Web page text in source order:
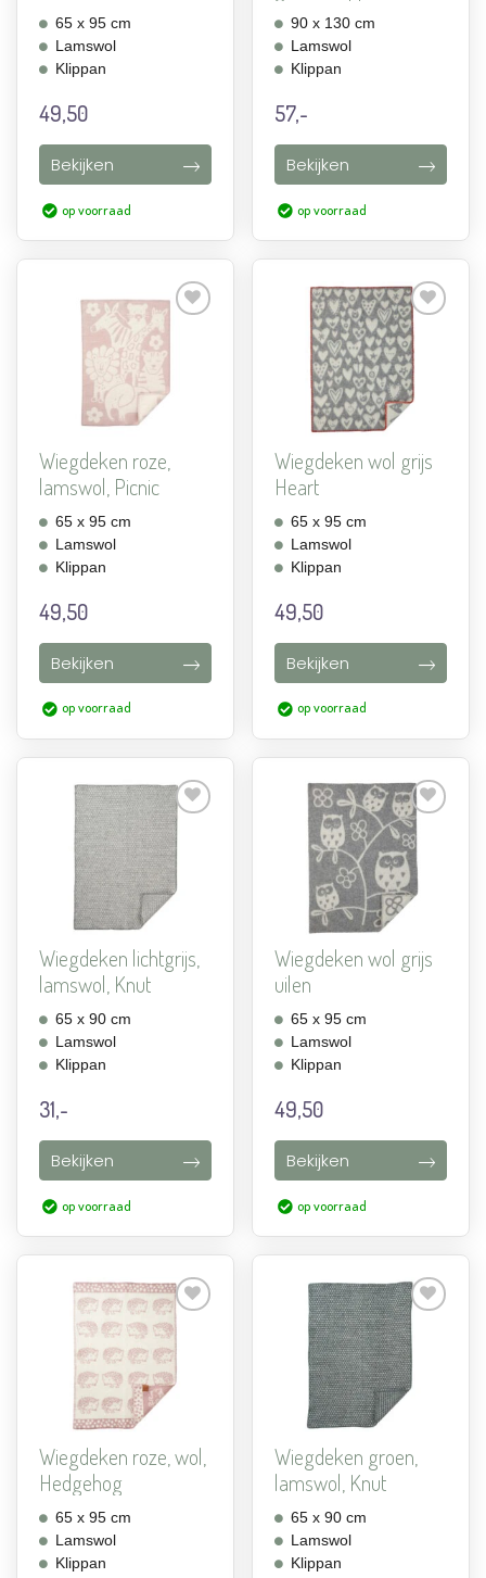
65 x 95 cm
Lamswol
Klippan
49,50
Bekijken
op voorraad
Gooseye
90 x 130 cm
Lamswol
Klippan
57,-
Bekijken
op voorraad
Aan
verlanglijst
toevoegen
Wiegdeken roze,
lamswol, Picnic
65 x 95 cm
Lamswol
Klippan
49,50
Bekijken
op voorraad
Aan
verlanglijst
toevoegen
Wiegdeken wol grijs
Heart
65 x 95 cm
Lamswol
Klippan
49,50
Bekijken
op voorraad
Aan
verlanglijst
toevoegen
Wiegdeken lichtgrijs,
lamswol, Knut
65 x 90 cm
Lamswol
Klippan
31,-
Bekijken
op voorraad
Aan
verlanglijst
toevoegen
Wiegdeken wol grijs
uilen
65 x 95 cm
Lamswol
Klippan
49,50
Bekijken
op voorraad
Aan
verlanglijst
toevoegen
Wiegdeken roze, wol,
Hedgehog
65 x 95 cm
Lamswol
Klippan
Aan
verlanglijst
toevoegen
Wiegdeken groen,
lamswol, Knut
65 x 90 cm
Lamswol
Klippan